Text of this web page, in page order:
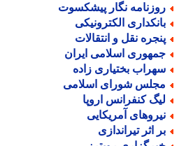
نگار پیشکسوت
الکترونیکی
نقل و انتقالات
اسلامی ایران
بختیاری زاده
شورای اسلامی
کنفرانس اروپا
آمریکایی
اثر تیراندازی